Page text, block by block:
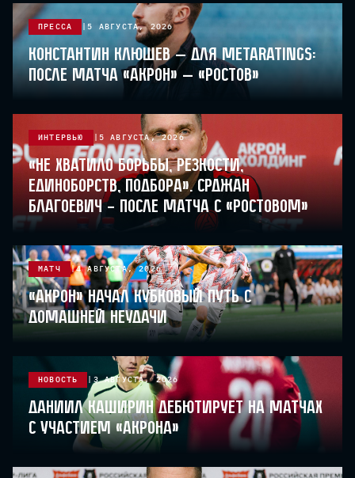
ПРЕССА 5 АВГУСТА, 2026
Константин Клюшев — для Metaratings:
после матча «Акрон» — «Ростов»
ИНТЕРВЬЮ 5 АВГУСТА, 2026
«Не хватило борьбы, резкости,
единоборств, подбора». Срджан
Благоевич – после матча с «Ростовом»
МАТЧ 4 АВГУСТА, 2026
«Акрон» начал кубковый путь с
домашней неудачи
НОВОСТЬ 3 АВГУСТА, 2026
Даниил Каширин дебютирует на матчах
с участием «Акрона»